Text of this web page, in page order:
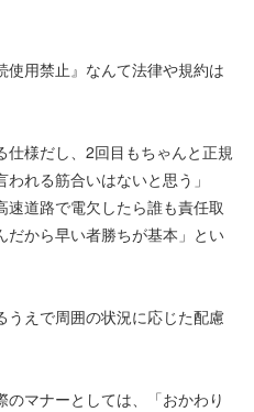
用禁止』なんて法律や規約は
仕様だし、2回目もちゃんと正規
れる筋合いはないと思う」
速道路で電欠したら誰も責任取
だから早い者勝ちが基本」とい
うえで周囲の状況に応じた配慮
マナーとしては、「おかわり